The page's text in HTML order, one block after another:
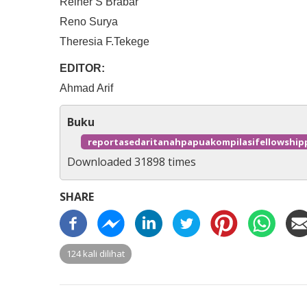
Reno Surya
Theresia F.Tekege
EDITOR:
Ahmad Arif
Buku
Downloaded 31898 times
SHARE
124 kali dilihat